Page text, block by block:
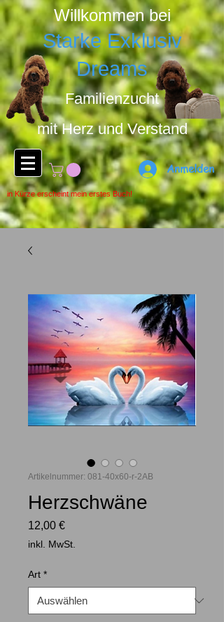
Willkommen bei
Starke Exklusiv
Dreams
Familienzucht
mit Herz und Verstand
Anmelden
in Kürze erscheint mein erstes Buch!
Artikelnummer: 081-40x60-r-2AB
Herzschwäne
12,00 €Preis
inkl. MwSt.
Art *